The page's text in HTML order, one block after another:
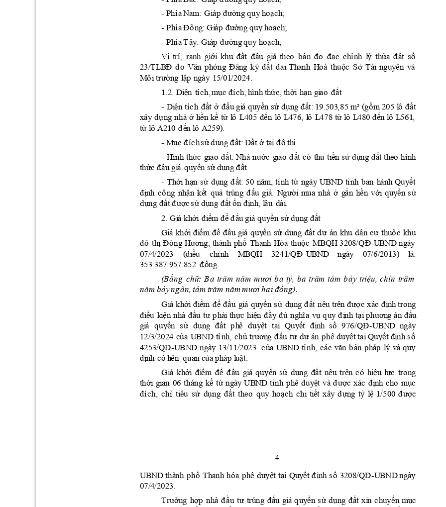
- PhíaNam: Giáp đường quy hoạch;
- PhíaĐông: Giáp đường quyhoạch;
- PhíaTây: Giáp đườngquy hoạch;
Vị trí, ranh giới khu đất đấu giá theo bản đo đạc chỉnh lý thửa đất số
23/TLBĐ do Văn phòng Đăng ký đất đai Thanh Hoá thuộc Sở Tài nguyên và
Môi trường lập ngày 15/01/2024.
1.2. Diện tích, mục đích, hình thức, thời hạn giao đất
- Diện tích đất ở đấu giá quyền sử dụng đất: 19.503,85 m² (gồm 205 lô đất
xây dựng nhà ở liền kề từ lô L405 đến lô L476, lô L478 từ lô L480 đến lô L561,
từ lô A210 đến lô A259).
- Mục đíchsửdụng đất: Đất ở tại đô thị.
- Hình thức giao đất: Nhà nước giao đất có thu tiền sử dụng đất theo hình
thức đấu giá quyền sử dụng đất.
- Thời hạn sử dụng đất: 50 năm, tính từ ngày UBND tỉnh ban hành Quyết
định công nhận kết quả trúng đấu giá. Người mua nhà ở gắn liền với quyền sử
dụng đất đượcsử dụng đấtổn định, lâu dài.
2. Giá khởi điểm để đấu giá quyền sử dụng đất
Giá khởi điểm để đấu giá quyền sử dụng đất dự án khu dân cư thuộc khu
đô thị Đông Hương, thành phố Thanh Hóa thuộc MBQH 3208/QĐ-UBND ngày
07/4/2023 (điều chỉnh MBQH 3241/QĐ-UBND ngày 07/6/2013 ) là:
353.387.957.852 đồng.
(Bằng chữ: Ba trăm năm mươi ba tỷ, ba trăm tám bảy triệu, chín trăm
năm bảy ngàn, tám trăm năm mươihaiđồng).
Giá khởi điểm để đấu giá quyền sử dụng đất nêu trên được xác định trong
điều kiện nhà đầu tư phải thực hiện đầy đủ nghĩa vụ quy định tại phương án đấu
giá quyền sử dụng đất phê duyệt tại Quyết định số
  97
6/QĐ-UBND ngày
12/3/2024 của UBND tỉnh, chủ trương đầu tư dự án phê duyệttạiQuyết định số
4253/QĐ-UBND ngày 13/1 1/2023 của UBND tỉnh, các văn bản pháp lý và quy
định có liên quan của pháp luật.
Giá khởi điểm để đấu giá quyền sử dụng đất nêu trên có hiệu lực trong
thời gian 06 tháng kể từ ngày UBND tỉnh phê duyệt và được xác định cho mục
đích, chỉ tiêu sử dụng đất theo quy hoạch chi tiết xây dựng tỷ lệ 1/500 được
4
UBND thành phố Thanh hóa phê duyệt tại Quyết định số 3208/QĐ-UBND ngày
07/4/2023.
Trường hợp nhà đầu tư trúng đấu giá quyền sử dụng đất xin chuyển mục